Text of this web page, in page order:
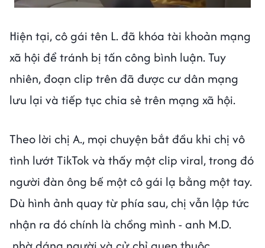
Hiện tại, cô gái tên L. đã khóa tài khoản mạng
xã hội để tránh bị tấn công bình luận. Tuy
nhiên, đoạn clip trên đã được cư dân mạng
lưu lại và tiếp tục chia sẻ trên mạng xã hội.
Theo lời chị A., mọi chuyện bắt đầu khi chị vô
tình lướt TikTok và thấy một clip viral, trong đó
người đàn ông bế một cô gái lạ bằng một tay.
Dù hình ảnh quay từ phía sau, chị vẫn lập tức
nhận ra đó chính là chồng mình - anh M.D.